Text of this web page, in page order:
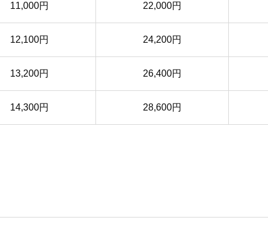
11,000円 22,000円
12,100円 24,200円
13,200円 26,400円
14,300円 28,600円